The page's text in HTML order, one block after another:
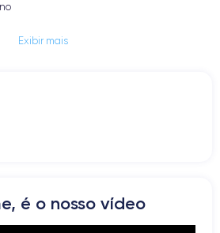
Exibir mais
é o nosso vídeo